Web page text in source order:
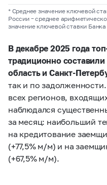
* Среднее значение ключевой
России – среднее
значение ключевой ставки
В декабре 2025 года
традиционно
область и Санкт-
так и по
всех регионов,
наблюдался
за месяц: наибольший
на кредитование
(+77,5% м/м) и на
(+67,5% м/м).